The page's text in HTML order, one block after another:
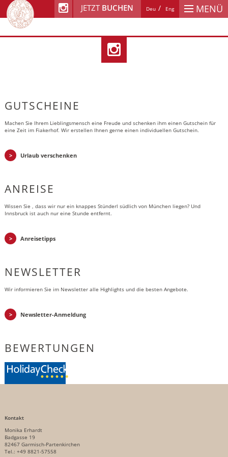
MENÜ
Deu Eng
JETZT BUCHEN
GUTSCHEINE
Machen Sie Ihrem Lieblingsmensch eine Freude und schenken ihm einen Gutschein für
eine Zeit im Fiakerhof. Wir erstellen Ihnen gerne einen individuellen Gutschein.
Urlaub verschenken
ANREISE
Wissen Sie , dass wir nur ein knappes Stünderl südlich von München liegen? Und
Innsbruck ist auch nur eine Stunde entfernt.
Anreisetipps
NEWSLETTER
Wir informieren Sie im Newsletter alle Highlights und die besten Angebote.
Newsletter-Anmeldung
BEWERTUNGEN
Kontakt
Monika Erhardt
Badgasse 19
82467 Garmisch-Partenkirchen
Tel.: +49 8821-57558